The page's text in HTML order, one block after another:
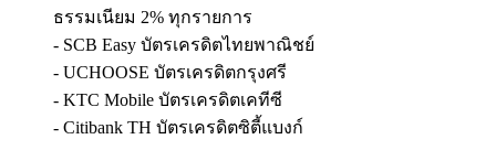
ธรรมเนียม 2% ทุกรายการ
- SCB Easy บัตรเครดิตไทยพาณิชย์
- UCHOOSE บัตรเครดิตกรุงศรี
- KTC Mobile บัตรเครดิตเคทีซี
- Citibank TH บัตรเครดิตซิตี้แบงก์